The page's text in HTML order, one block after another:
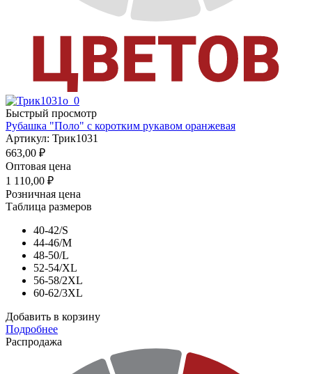
Быстрый просмотр
Рубашка "Поло" с коротким рукавом оранжевая
Артикул: Трик1031
663,00 ₽
Оптовая цена
1 110,00 ₽
Розничная цена
Таблица размеров
40-42/S
44-46/M
48-50/L
52-54/XL
56-58/2XL
60-62/3XL
Добавить в корзину
Подробнее
Распродажа